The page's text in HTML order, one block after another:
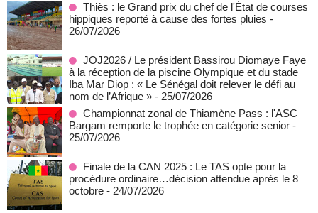
Thiès : le Grand prix du chef de l'État de courses
hippiques reporté à cause des fortes pluies -
26/07/2026
JOJ2026 / Le président Bassirou Diomaye Faye
à la réception de la piscine Olympique et du stade
Iba Mar Diop : « Le Sénégal doit relever le défi au
nom de l’Afrique » - 25/07/2026
Championnat zonal de Thiamène Pass : l'ASC
Bargam remporte le trophée en catégorie senior -
25/07/2026
Finale de la CAN 2025 : Le TAS opte pour la
procédure ordinaire…décision attendue après le 8
octobre - 24/07/2026